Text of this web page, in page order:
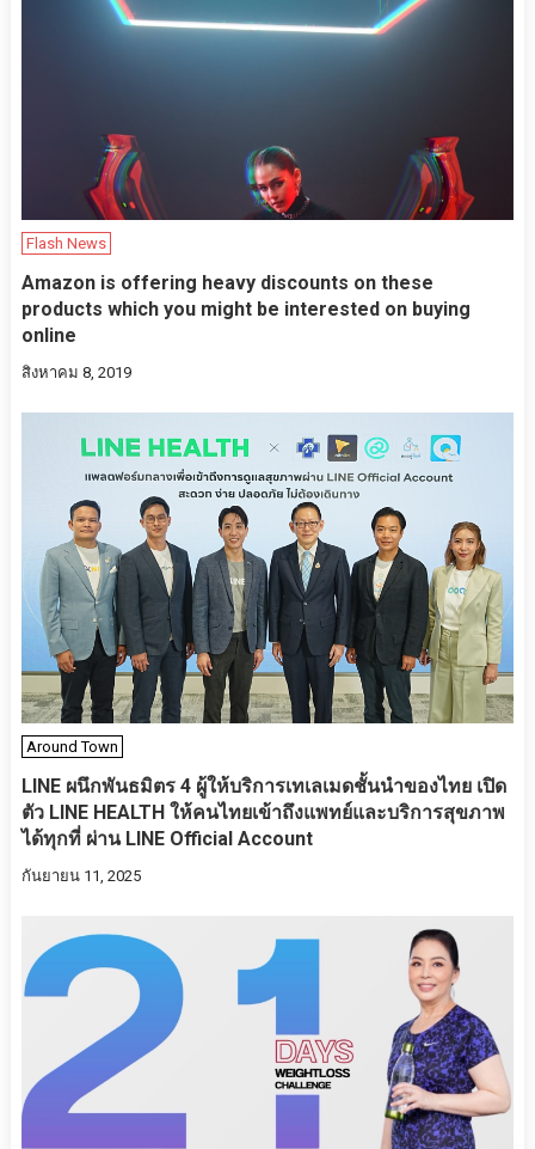
Flash News
Amazon is offering heavy discounts on these
products which you might be interested on buying
online
สิงหาคม 8, 2019
Around Town
LINE ผนึกพันธมิตร 4 ผู้ให้บริการเทเลเมดชั้นนำของไทย เปิด
ตัว LINE HEALTH ให้คนไทยเข้าถึงแพทย์และบริการสุขภาพ
ได้ทุกที่ ผ่าน LINE Official Account
กันยายน 11, 2025